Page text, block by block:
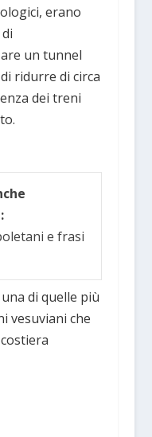
erano
un tunnel
ridurre di circa
dei treni
e frasi
di quelle più
vesuviani che